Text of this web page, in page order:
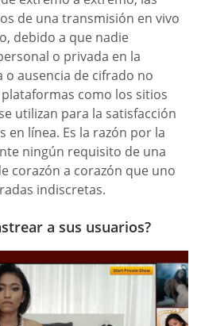
de una transmisión en vivo
debido a que nadie
o privada en la
ausencia de cifrado no
como los sitios
utilizan para la satisfacción
en línea. Es la razón por la
ningún requisito de una
corazón a corazón que uno
indiscretas.
a sus usuarios?